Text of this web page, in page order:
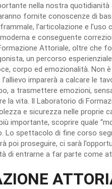
nella nostra quotidianità
fornite conoscenze di
l’articolazione e l’uso
e conseguente
Attoriale, oltre che
un percorso
corpo ed emozionalità. Non
imparerà a calcare le
a trasmettere emozioni,
la vita. Il Laboratorio di
e sicurezza nelle proprie
importante, scoprire quale
spettacolo di fine corso
poi proseguire, ci sarà
di entrarne a far parte come